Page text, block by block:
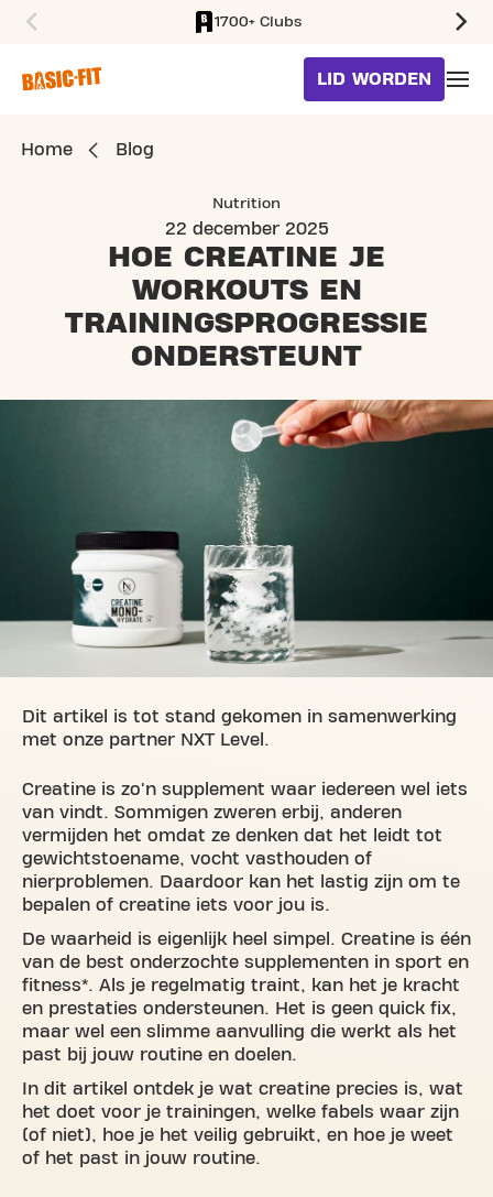
1700+ Clubs
LID WORDEN
Home Blog
Nutrition
22 december 2025
HOE CREATINE JE
WORKOUTS EN
TRAININGSPROGRESSIE
ONDERSTEUNT
Dit artikel is tot stand gekomen in samenwerking
met onze partner NXT Level.
Creatine is zo'n supplement waar iedereen wel iets
van vindt. Sommigen zweren erbij, anderen
vermijden het omdat ze denken dat het leidt tot
gewichtstoename, vocht vasthouden of
nierproblemen. Daardoor kan het lastig zijn om te
bepalen of creatine iets voor jou is.
De waarheid is eigenlijk heel simpel. Creatine is één
van de best onderzochte supplementen in sport en
fitness*. Als je regelmatig traint, kan het je kracht
en prestaties ondersteunen. Het is geen quick fix,
maar wel een slimme aanvulling die werkt als het
past bij jouw routine en doelen.
In dit artikel ontdek je wat creatine precies is, wat
het doet voor je trainingen, welke fabels waar zijn
(of niet), hoe je het veilig gebruikt, en hoe je weet
of het past in jouw routine.